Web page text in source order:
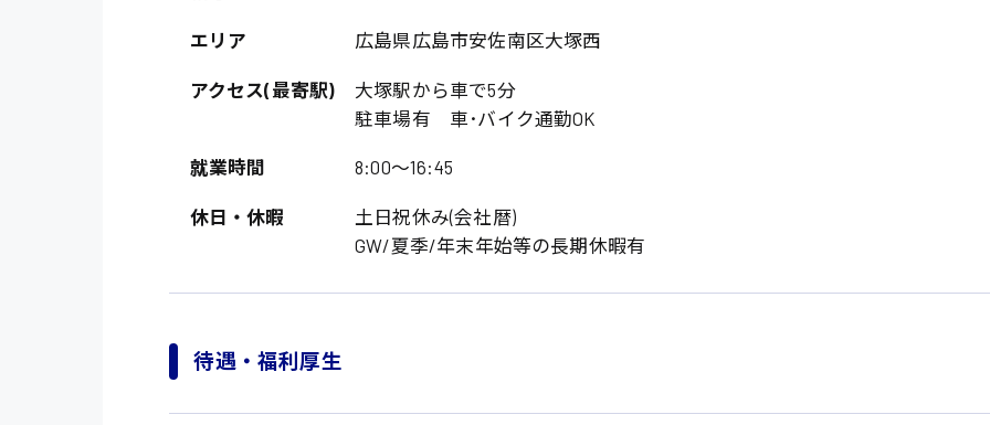
製造・軽作業・物流系
組立、加工 製造オペレーター 検品・包装・箱詰め
エリア 広島県広島市安佐南区大塚西
アクセス(最寄駅)
大塚駅から車で5分
駐車場有 車･バイク通勤OK
就業時間 8:00〜16:45
休日・休暇
土日祝休み(会社暦)
GW/夏季/年末年始等の長期休暇有
待遇・福利厚生